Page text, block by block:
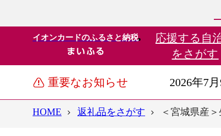
イオンカードのふるさと納税 応援する 自
をさがす
重要なお知らせ 2026年7
HOME 返礼品をさがす ＜宮城県産